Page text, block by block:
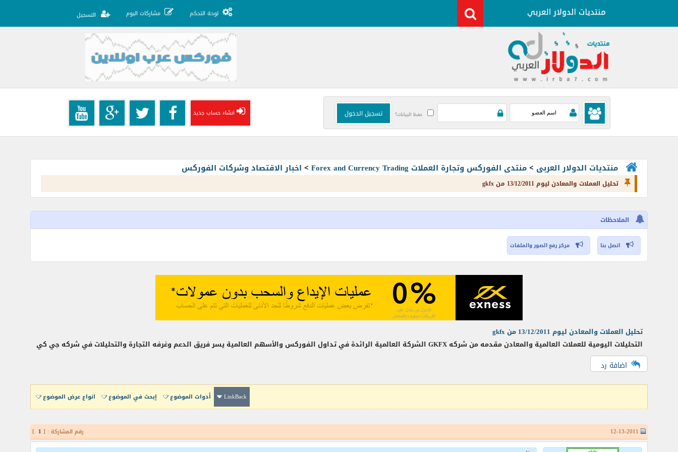
لوحة التحكم مشاركات اليوم التسجيل
حفظ البيانات؟ انشاء حساب جديد
منتديات الدولار العربى >منتدى الفوركس وتجارة العملات Forex and Currency Trading > اخبار الاقتصاد وشركات الفوركس
تحليل العملات والمعادن ليوم 13/12/2011 من gkfx
الملاحظات
اتصل بنا مركز رفع الصور والملفات
تحليل العملات والمعادن ليوم 13/12/2011 من gkfx
التحليلات اليومية للعملات العالمية والمعادن مقدمه من شركه GKFX الشركة العالمية الرائدة في تداول الفوركس والأسهم العالمية يسر فريق الدعم وغرفه التجارة والتحليلات في شركه جي كي
اضافة رد
LinkBack أدوات الموضوع إبحث في الموضوع انواع عرض الموضوع
رقم المشاركة : [ 1
]